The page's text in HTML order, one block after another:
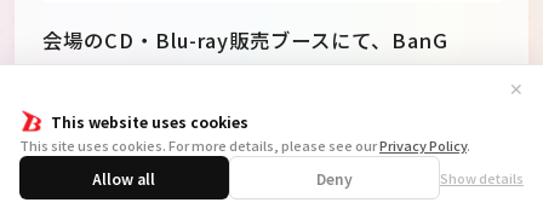
This website uses cookies
This site uses cookies. For more details, please see ourPrivacy Policy.
Allow all Deny Show details
✕
会場のCD・Blu-ray販売ブースにて、BanG
だいたお客様へ MyGO!!!!!の「迷子集会」出張
版 第三弾 特製ロゴステッカー（全1種）をプレゼ
ントいたします。